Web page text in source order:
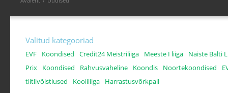
Valitud kategooriad
EVF Koondised Credit24 Meistriliiga Meeste I liiga
Naiste Balti
Prix
Koondised Rahvusvaheline Koondis Noortekoondised
tiitlivõistlused
Kooliliiga Harrastusvõrkpall